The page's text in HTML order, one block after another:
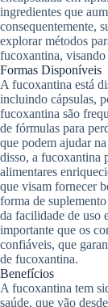
ingredientes que
consequentemente,
explorar métodos
fucoxantina, visando
Formas Disponíveis
A fucoxantina está
incluindo cápsulas,
fucoxantina são
de fórmulas para
que podem ajudar
disso, a fucoxantina
alimentares
que visam fornecer
forma de
da facilidade de uso
importante que os
confiáveis, que
de fucoxantina.
Benefícios
A fucoxantina tem
saúde, que vão